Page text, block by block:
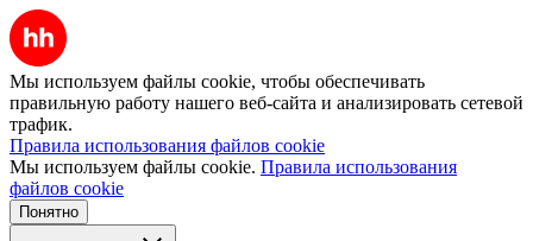
Мы используем файлы cookie, чтобы обеспечивать
правильную работу нашего веб-сайта и анализировать сетевой
трафик.
Правила использования файлов cookie
Мы используем файлы cookie. Правила использования
файлов cookie
Понятно